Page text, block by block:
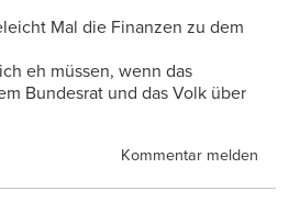
Mal die Finanzen zu dem
eh müssen, wenn das
Bundesrat und das Volk über
Kommentar melden